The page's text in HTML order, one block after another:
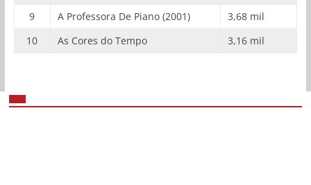
9
A Professora De Piano (2001)
3,68 mil
10
As Cores do Tempo 3,16 mil